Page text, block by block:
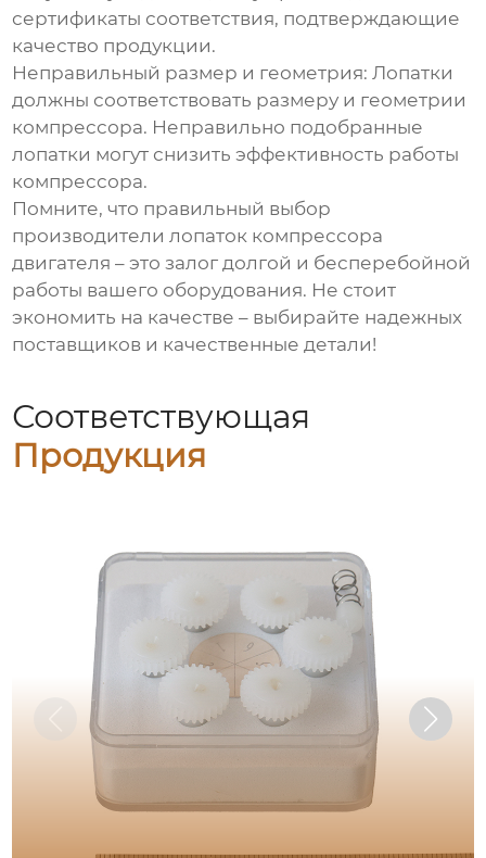
сертификаты соответствия, подтверждающие
качество продукции.
Неправильный размер и геометрия: Лопатки
должны соответствовать размеру и геометрии
компрессора. Неправильно подобранные
лопатки могут снизить эффективность работы
компрессора.
Помните, что правильный выбор
производители лопаток компрессора
двигателя – это залог долгой и бесперебойной
работы вашего оборудования. Не стоит
экономить на качестве – выбирайте надежных
поставщиков и качественные детали!
Соответствующая
Продукция